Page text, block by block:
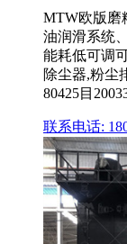
MTW欧版磨
油润滑系统
能耗低可调
除尘器,粉尘
80425目
联系电话: